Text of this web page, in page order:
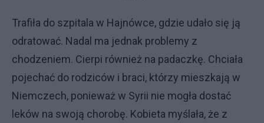
Trafiła do szpitala w Hajnówce, gdzie udało się ją
odratować. Nadal ma jednak problemy z
chodzeniem. Cierpi również na padaczkę. Chciała
pojechać do rodziców i braci, którzy mieszkają w
Niemczech, ponieważ w Syrii nie mogła dostać
leków na swoją chorobę. Kobieta myślała, że z